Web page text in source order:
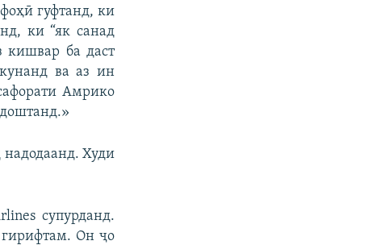
гуфтанд, ки
ки “як санад
кишвар ба даст
ва аз ин
Амрико
Худи
супурданд.
Он ҷо